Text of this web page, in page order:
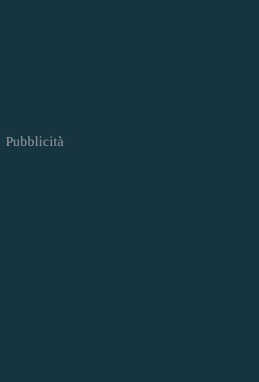
Pubblicità